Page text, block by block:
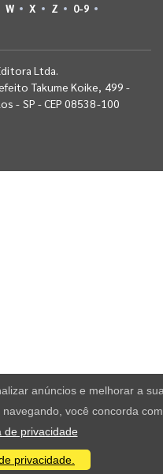
W X Z 0-9
Ltda.
Takume Koike, 499 -
- SP - CEP 08538-100
anúncios e melhorar a
você concorda
de privacidade
privacidade.